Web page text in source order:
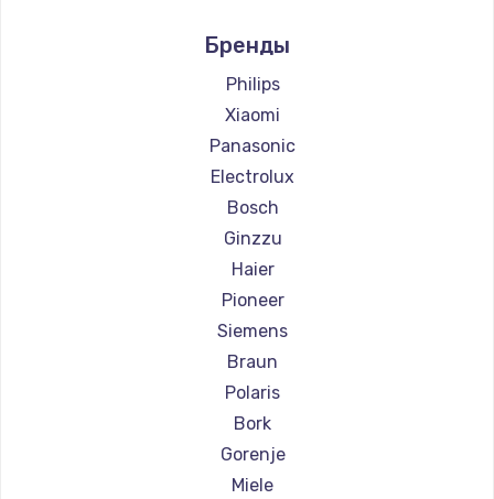
Ремонт парогенераторов DELTA
Ремонт парогенераторов Silter
Ремонт парогенераторов Chayka
Ремонт парогенераторов Beko
Ремонт парогенераторов Vivitek
Ремонт парогенераторов RED solution
Бренды
Philips
Xiaomi
Panasonic
Electrolux
Bosch
Ginzzu
Haier
Pioneer
Siemens
Braun
Polaris
Bork
Gorenje
Miele